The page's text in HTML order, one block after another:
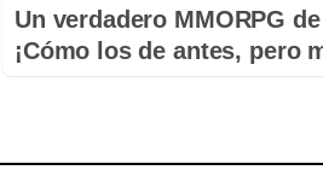
Un verdadero MMORPG
¡Cómo los de antes, pero